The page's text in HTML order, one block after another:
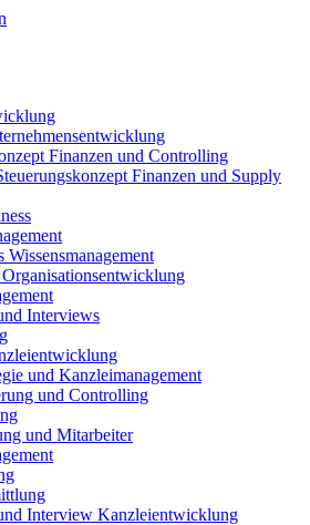
Finanzen und Controlling
Finanzen und Supply
Wissensmanagement
Organisationsentwicklung
Interviews
und Kanzleimanagement
und Controlling
und Mitarbeiter
Interview Kanzleientwicklung